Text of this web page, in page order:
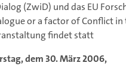
(ZwiD) und das EU
or a factor of Conflict
findet statt
dem 30. März 2006,